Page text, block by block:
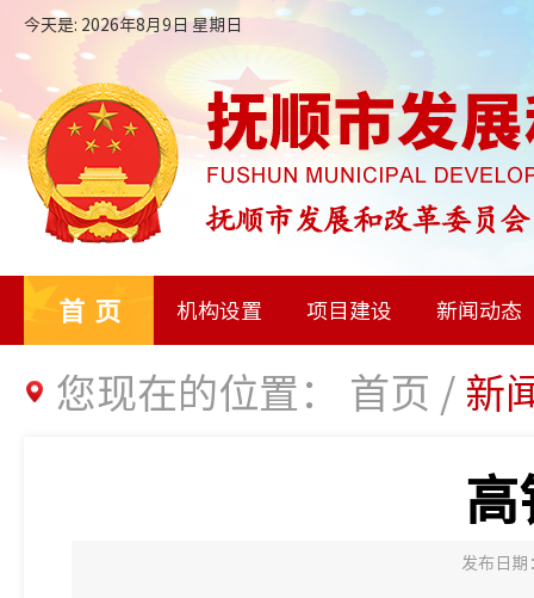
今天是: 2026年8月9日 星期日
首页 机构设置 项目建设 新闻动态
您现在的位置： 首页 /新
发布日